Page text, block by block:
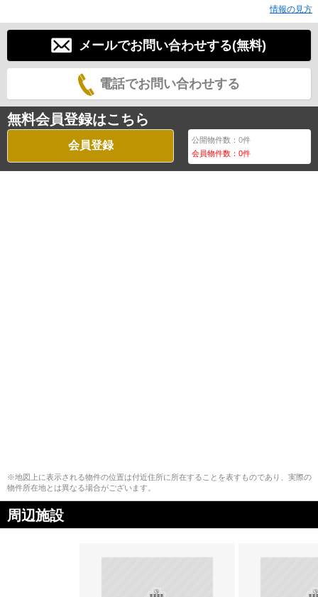
情報の見方
メールでお問い合わせする(無料)
電話でお問い合わせする
無料会員登録はこちら
会員登録 公開物件数：0件
会員物件数：0件
※地図上に表示される物件の位置は付近住所に所在することを表すものであり、実際の
物件所在地とは異なる場合がございます。
周辺施設